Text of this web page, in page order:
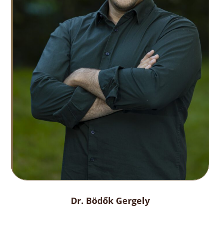
Dr. Bödők Gergely